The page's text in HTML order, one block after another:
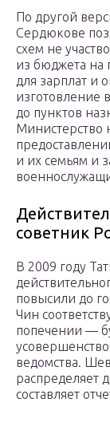
По другой
Сердюкове
схем не
из бюджета на
для зарплат и
изготовление
до пунктов
Министерство
и их семьям и
советник
В 2009 году
повысили до
Чин
попечении —
ведомства.
распределяет
составляет